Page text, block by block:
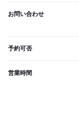
お問い合わせ
予約可否
営業時間